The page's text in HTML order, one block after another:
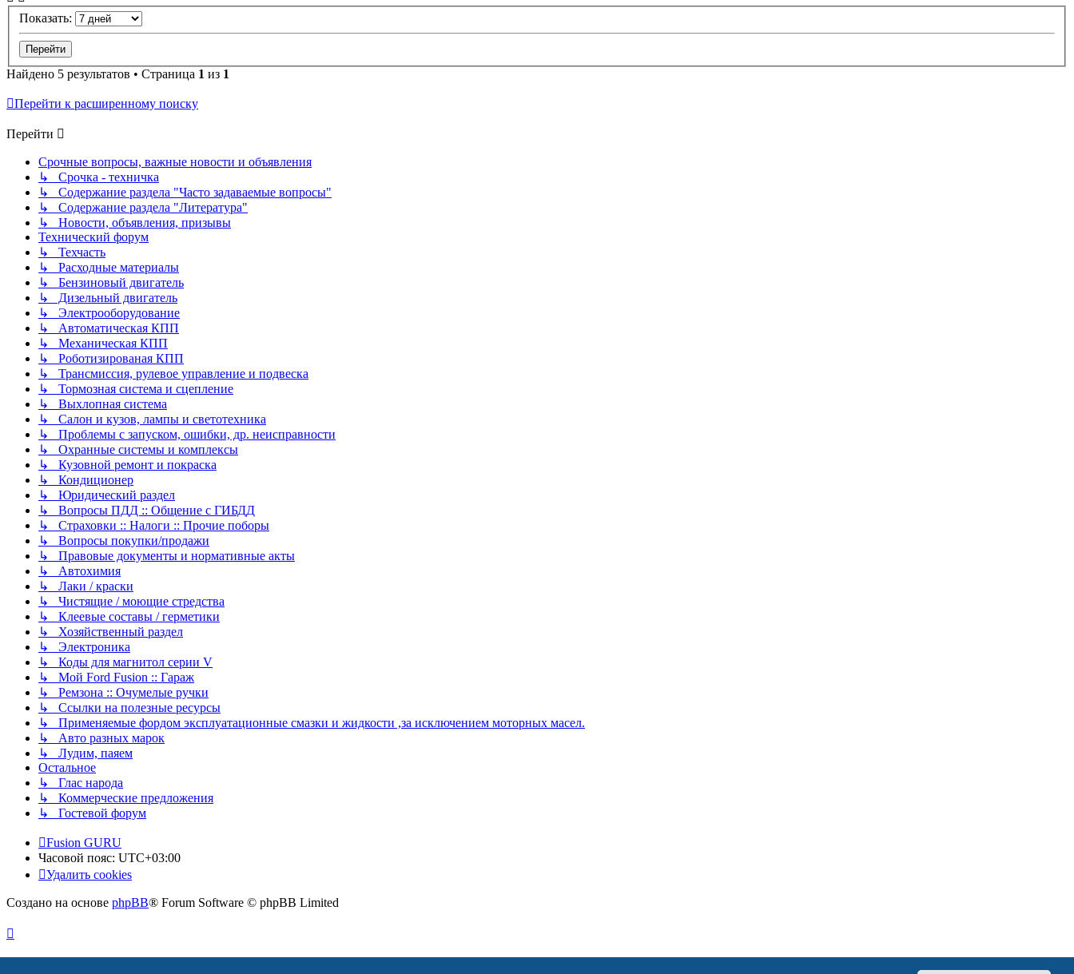
Показать:
Найдено 5 результатов • Страница 1 из 1
Перейти к расширенному поиску
Перейти
Срочные вопросы, важные новости и объявления
↳ Срочка - техничка
↳ Содержание раздела "Часто задаваемые вопросы"
↳ Содержание раздела "Литература"
↳ Новости, объявления, призывы
Технический форум
↳ Техчасть
↳ Расходные материалы
↳ Бензиновый двигатель
↳ Дизельный двигатель
↳ Электрооборудование
↳ Автоматическая КПП
↳ Механическая КПП
↳ Роботизированая КПП
↳ Трансмиссия, рулевое управление и подвеска
↳ Тормозная система и сцепление
↳ Выхлопная система
↳ Салон и кузов, лампы и светотехника
↳ Проблемы с запуском, ошибки, др. неисправности
↳ Охранные системы и комплексы
↳ Кузовной ремонт и покраска
↳ Кондиционер
↳ Юридический раздел
↳ Вопросы ПДД :: Общение с ГИБДД
↳ Страховки :: Налоги :: Прочие поборы
↳ Вопросы покупки/продажи
↳ Правовые документы и нормативные акты
↳ Автохимия
↳ Лаки / краски
↳ Чистящие / моющие стредства
↳ Клеевые составы / герметики
↳ Хозяйственный раздел
↳ Электроника
↳ Коды для магнитол серии V
↳ Мой Ford Fusion :: Гараж
↳ Ремзона :: Очумелые ручки
↳ Ссылки на полезные ресурсы
↳ Применяемые фордом эксплуатационные смазки и жидкости ,за исключением моторных масел.
↳ Авто разных марок
↳ Лудим, паяем
Остальное
↳ Глас народа
↳ Коммерческие предложения
↳ Гостевой форум
Fusion GURU
Часовой пояс: UTC+03:00
Удалить cookies
Создано на основе phpBB® Forum Software © phpBB Limited